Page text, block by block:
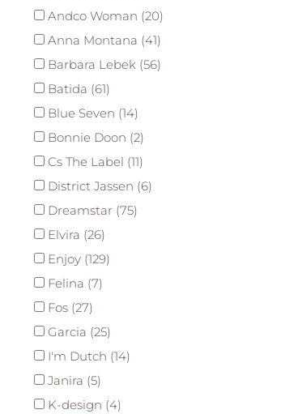
Andco Woman (20)
Anna Montana (41)
Barbara Lebek (56)
Batida (61)
Blue Seven (14)
Bonnie Doon (2)
Cs The Label (11)
District Jassen (6)
Dreamstar (75)
Elvira (26)
Enjoy (129)
Felina (7)
Fos (27)
Garcia (25)
I'm Dutch (14)
Janira (5)
K-design (4)